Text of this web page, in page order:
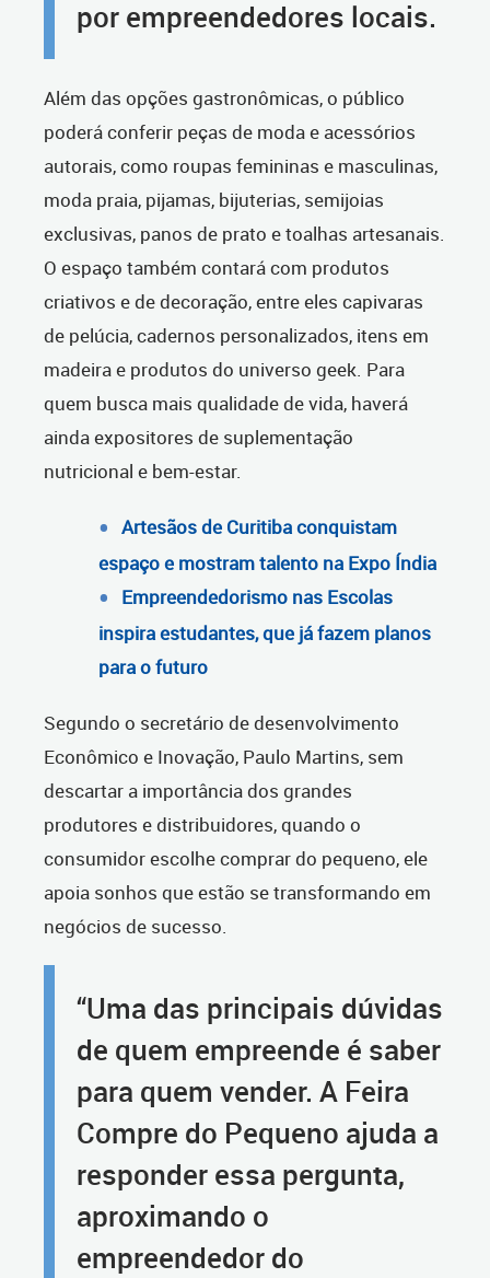
por empreendedores locais.
Além das opções gastronômicas, o público
poderá conferir peças de moda e acessórios
autorais, como roupas femininas e masculinas,
moda praia, pijamas, bijuterias, semijoias
exclusivas, panos de prato e toalhas artesanais.
O espaço também contará com produtos
criativos e de decoração, entre eles capivaras
de pelúcia, cadernos personalizados, itens em
madeira e produtos do universo geek. Para
quem busca mais qualidade de vida, haverá
ainda expositores de suplementação
nutricional e bem-estar.
Artesãos de Curitiba conquistam
espaço e mostram talento na Expo Índia
Empreendedorismo nas Escolas
inspira estudantes, que já fazem planos
para o futuro
Segundo o secretário de desenvolvimento
Econômico e Inovação, Paulo Martins, sem
descartar a importância dos grandes
produtores e distribuidores, quando o
consumidor escolhe comprar do pequeno, ele
apoia sonhos que estão se transformando em
negócios de sucesso.
“Uma das principais dúvidas
de quem empreende é saber
para quem vender. A Feira
Compre do Pequeno ajuda a
responder essa pergunta,
aproximando o
empreendedor do